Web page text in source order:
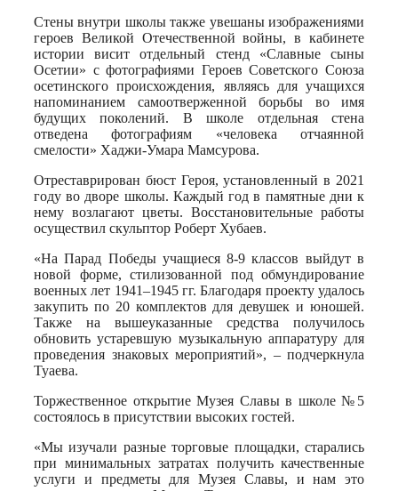
Стены внутри школы также увешаны изображениями
героев Великой Отечественной войны, в кабинете
истории висит отдельный стенд «Славные сыны
Осетии» с фотографиями Героев Советского Союза
осетинского происхождения, являясь для учащихся
напоминанием самоотверженной борьбы во имя
будущих поколений. В школе отдельная стена
отведена фотографиям «человека отчаянной
смелости» Хаджи-Умара Мамсурова.
Отреставрирован бюст Героя, установленный в 2021
году во дворе школы. Каждый год в памятные дни к
нему возлагают цветы. Восстановительные работы
осуществил скульптор Роберт Хубаев.
«На Парад Победы учащиеся 8-9 классов выйдут в
новой форме, стилизованной под обмундирование
военных лет 1941–1945 гг. Благодаря проекту удалось
закупить по 20 комплектов для девушек и юношей.
Также на вышеуказанные средства получилось
обновить устаревшую музыкальную аппаратуру для
проведения знаковых мероприятий», – подчеркнула
Туаева.
Торжественное открытие Музея Славы в школе №5
состоялось в присутствии высоких гостей.
«Мы изучали разные торговые площадки, старались
при минимальных затратах получить качественные
услуги и предметы для Музея Славы, и нам это